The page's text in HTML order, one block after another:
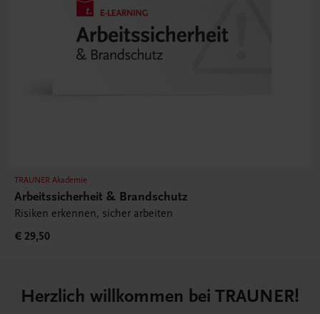
TRAUNER Akademie
Arbeitssicherheit & Brandschutz
Risiken erkennen, sicher arbeiten
€ 29,50
Herzlich willkommen bei TRAUNER!